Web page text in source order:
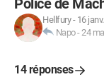
Police de
Hellfury- 16
Napo-24
14 réponses